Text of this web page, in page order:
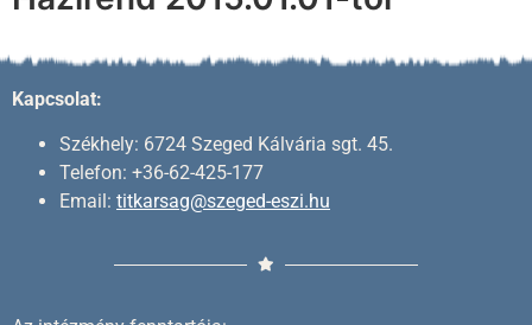
Kapcsolat:
Székhely: 6724 Szeged Kálvária sgt. 45.
Telefon: +36-62-425-177
Email: titkarsag@szeged-eszi.hu